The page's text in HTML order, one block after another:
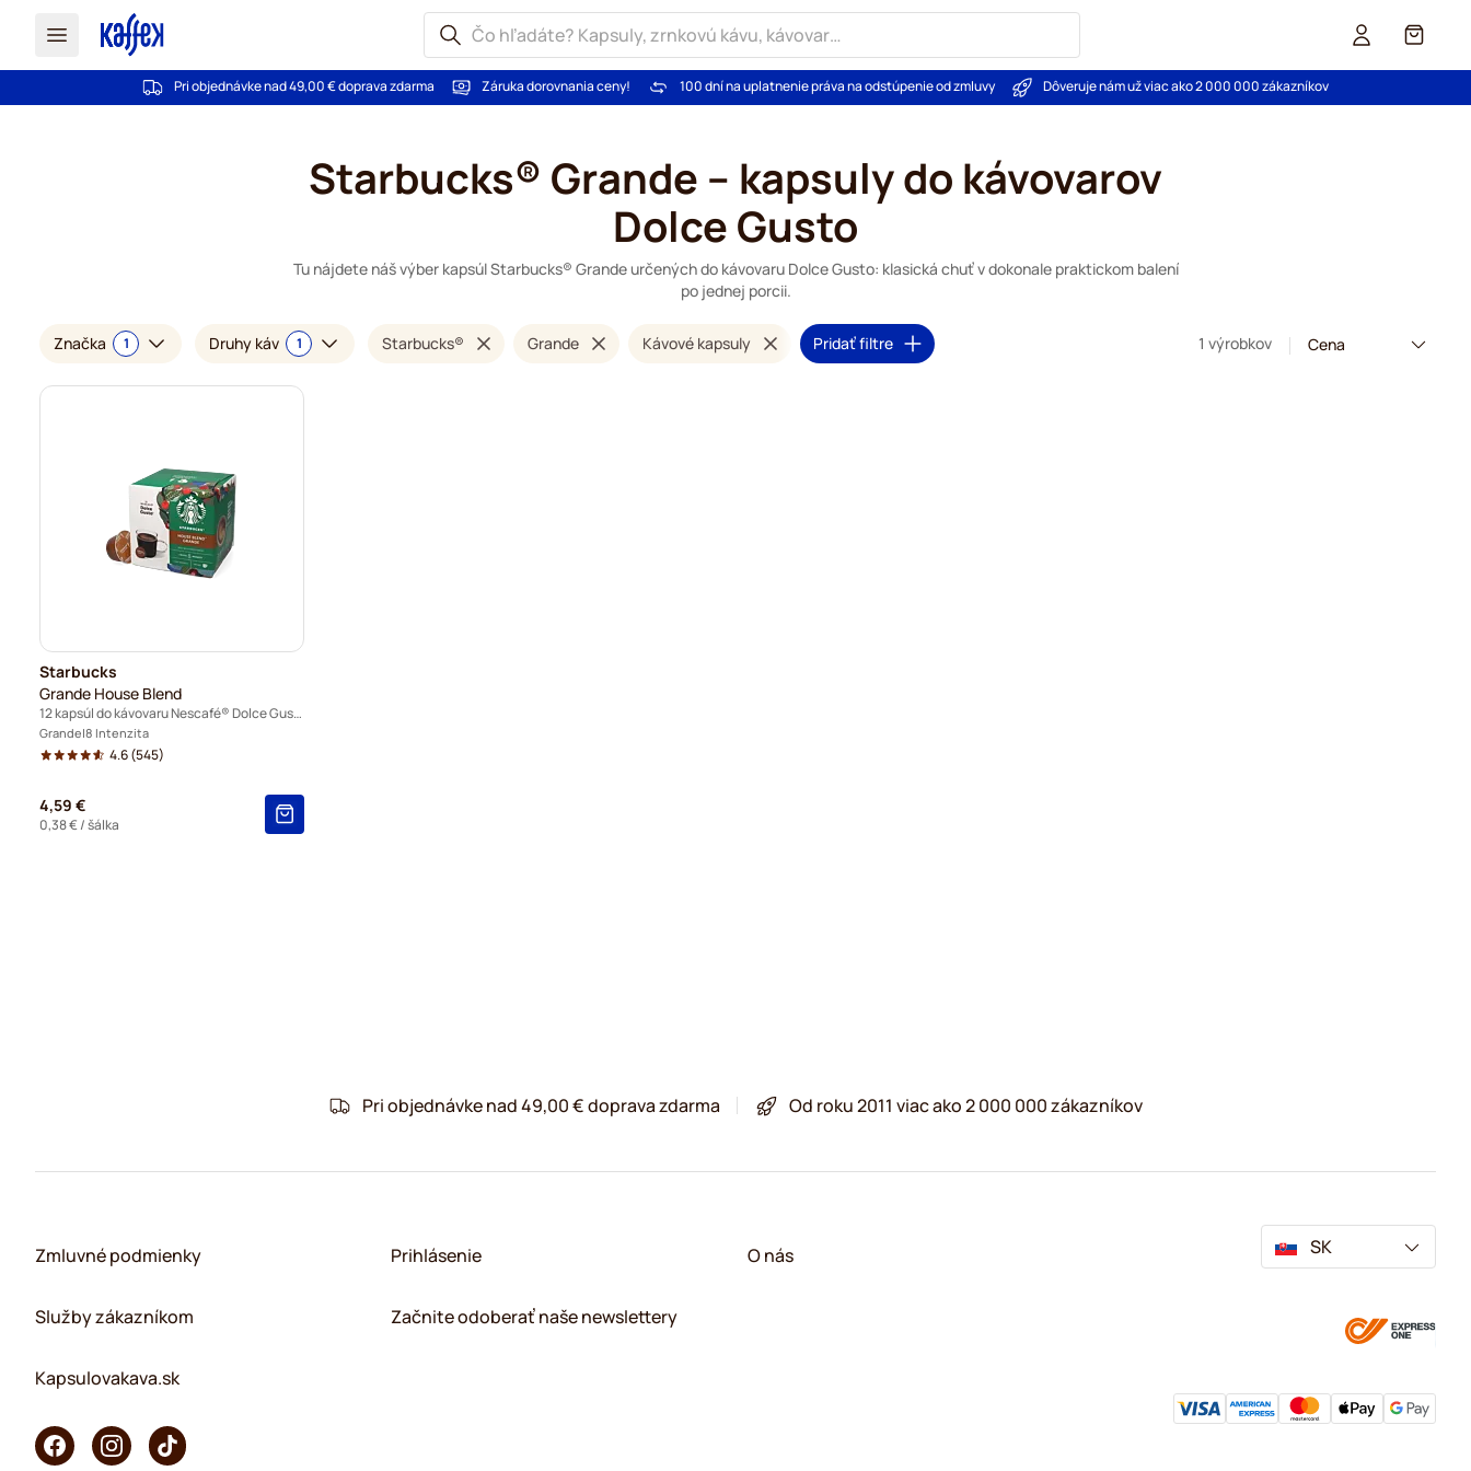
Košík
Pri objednávke nad 49,00 € doprava zdarma Záruka dorovnania ceny! 100 dní na uplatnenie práva na odstúpenie od zmluvy Dôveruje nám už viac ako 2 000 000 zákazníkov
Starbucks® Grande – kapsuly do kávovarov
Dolce Gusto
Tu nájdete náš výber kapsúl Starbucks® Grande určených do kávovaru Dolce Gusto: klasická chuť v dokonale praktickom balení
po jednej porcii.
Značka 1 Druhy káv 1 Starbucks® Grande Kávové kapsuly Pridať filtre 1 výrobkov
Starbucks
Grande House Blend
12 kapsúl do kávovaru Nescafé® Dolce Gusto
Grande 8 Intenzita
4.6(545)
4,59 €
0,38 €/ šálka
Pri objednávke nad 49,00 € doprava zdarma Od roku 2011 viac ako 2 000 000 zákazníkov
Zmluvné podmienky
Služby zákazníkom
Kapsulovakava.sk
Prihlásenie
Začnite odoberať naše newslettery
O nás SK